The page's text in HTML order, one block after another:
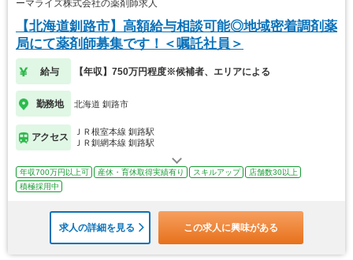
ーマライズ株式会社の薬剤師求人
【北海道釧路市】高額給与相談可能◎地域密着調剤薬
局にて薬剤師募集です！＜嘱託社員＞
給与 【年収】750万円程度※候補者、エリアによる
勤務地 北海道 釧路市
アクセス
ＪＲ根室本線 釧路駅
ＪＲ釧網本線 釧路駅
年収700万円以上可 産休・育休取得実績有り スキルアップ
店舗数30以上
積極採用中
求人の詳細を見る この求人に興味がある